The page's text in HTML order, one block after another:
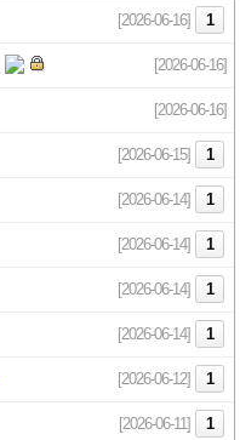
[2026-06-16] 1
[2026-06-16]
[2026-06-16]
[2026-06-15] 1
[2026-06-14] 1
[2026-06-14] 1
[2026-06-14] 1
[2026-06-14] 1
[2026-06-12] 1
[2026-06-11] 1